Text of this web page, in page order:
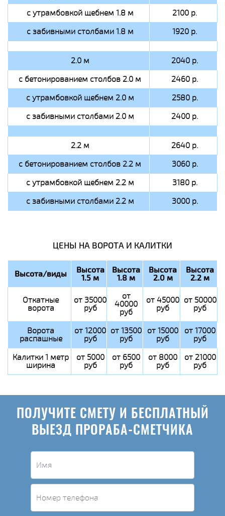
с утрамбовкой щебнем 1.8 м
2100 р.
с забивными столбами 1.8 м
1920 р.
2.0 м
2040 р.
с бетонированием столбов 2.0 м
2460 р.
с утрамбовкой щебнем 2.0 м
2580 р.
с забивными столбами 2.0 м
2400 р.
2.2 м
2640 р.
с бетонированием столбов 2.2 м
3060 р.
с утрамбовкой щебнем 2.2 м
3180 р.
с забивными столбами 2.2 м
3000 р.
ЦЕНЫ НА ВОРОТА И КАЛИТКИ
Высота/виды Высота
1.5 м
Высота
1.8 м
Высота
2.0 м
Высота
2.2 м
Откатные
ворота
от 35000
руб
от
40000
руб
от 45000
руб
от 50000
руб
Ворота
распашные
от 12000
руб
от 13500
руб
от 15000
руб
от 17000
руб
Калитки 1 метр
ширина
от 5000
руб
от 6500
руб
от 8000
руб
от 21000
руб
ПОЛУЧИТЕ СМЕТУ И БЕСПЛАТНЫЙ
ВЫЕЗД ПРОРАБА-СМЕТЧИКА